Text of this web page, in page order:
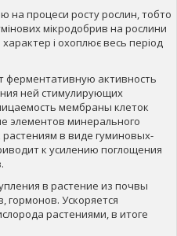
на процеси росту рослин, тобто
мікродобрив на рослини
і охоплює весь період
активность
ней стимулирующих
мембраны клеток
элементов минерального
в виде гуминовых-
к усилению поглощения
в растение из почвы
гормонов. Ускоряется
растениями, в итоге